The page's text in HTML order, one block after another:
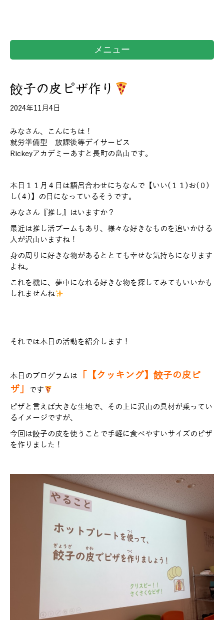
メニュー
餃子の皮ピザ作り
2024年11月4日
みなさん、こんにちは！
就労準備型 放課後等デイサービス
Rickeyアカデミーあすと長町の畠山です。
本日１１月４日は語呂合わせにちなんで【いい(１１)お(０)
し(４)】の日になっているそうです。
みなさん『推し』はいますか？
最近は推し活ブームもあり、様々な好きなものを追いかける
人が沢山いますね！
身の周りに好きな物があるととても幸せな気持ちになります
よね。
これを機に、夢中になれる好きな物を探してみてもいいかも
しれませんね
それでは本日の活動を紹介します！
本日のプログラムは
「【クッキング】餃子の皮ピ
ザ」
です
ピザと言えば大きな生地で、その上に沢山の具材が乗ってい
るイメージですが、
今回は餃子の皮を使うことで手軽に食べやすいサイズのピザ
を作りました！